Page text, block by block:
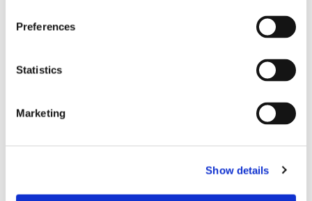
Preferences
Statistics
Marketing
Show details
Sirius tar leverans av